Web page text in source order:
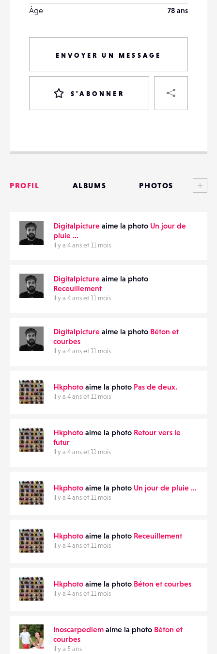
Âge
78 ans
ENVOYER UN MESSAGE
S'ABONNER
DESTINATAIRE
VOTRE
VOTRE
PROFIL ALBUMS PHOTOS
MATÉRIELS
ÉVÉNEMENTS
Digitalpicture aime la photo Un jour de
pluie …
Il y a 4 ans et 11 mois
Digitalpicture aime la photo
Receuillement
Il y a 4 ans et 11 mois
Digitalpicture aime la photo Béton et
courbes
Il y a 4 ans et 11 mois
Hkphoto aime la photo Pas de deux.
Il y a 4 ans et 11 mois
Hkphoto aime la photo Retour vers le
futur
Il y a 4 ans et 11 mois
Hkphoto aime la photo Un jour de pluie …
Il y a 4 ans et 11 mois
Hkphoto aime la photo Receuillement
Il y a 4 ans et 11 mois
Hkphoto aime la photo Béton et courbes
Il y a 4 ans et 11 mois
Inoscarpediem aime la photo Béton et
courbes
Il y a 5 ans